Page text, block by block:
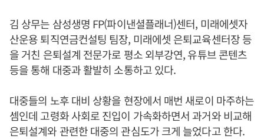
김 상무는 삼성생명 FP(파이낸셜플래너)센터, 미래에셋자
산운용 퇴직연금컨설팅 팀장, 미래에셋 은퇴교육센터장 등
을 거친 은퇴설계 전문가로 평소 외부강연, 유튜브 콘텐츠
등을 통해 대중과 활발히 소통하고 있다.
대중들의 노후 대비 상황을 현장에서 매번 새로이 마주하는
셈인데 고령화 사회로 진입이 가속화하면서 과거와 비교해
은퇴설계와 관련한 대중의 관심도가 크게 늘었다고 한다.